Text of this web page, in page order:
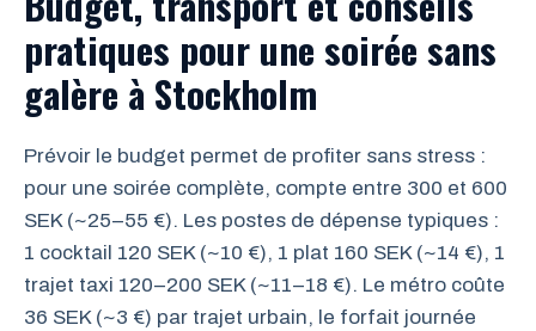
pratiques pour une soirée sans
galère à Stockholm
Prévoir le budget permet de profiter sans stress :
pour une soirée complète, compte entre 300 et 600
SEK (~25–55 €). Les postes de dépense typiques :
1 cocktail 120 SEK (~10 €), 1 plat 160 SEK (~14 €), 1
trajet taxi 120–200 SEK (~11–18 €). Le métro coûte
36 SEK (~3 €) par trajet urbain, le forfait journée